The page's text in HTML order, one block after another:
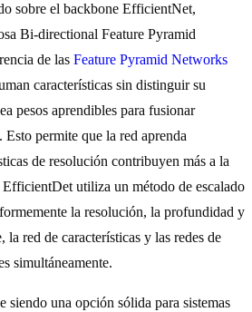
sobre el backbone EfficientNet,
Bi-directional Feature Pyramid
de las Feature Pyramid Networks
características sin distinguir su
pesos aprendibles para fusionar
Esto permite que la red aprenda
de resolución contribuyen más a la
utiliza un método de escalado
la resolución, la profundidad y
la red de características y las redes de
simultáneamente.
una opción sólida para sistemas